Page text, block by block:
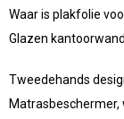
Waar is plakfolie
Glazen
Tweedehands
Matrasbeschermer,